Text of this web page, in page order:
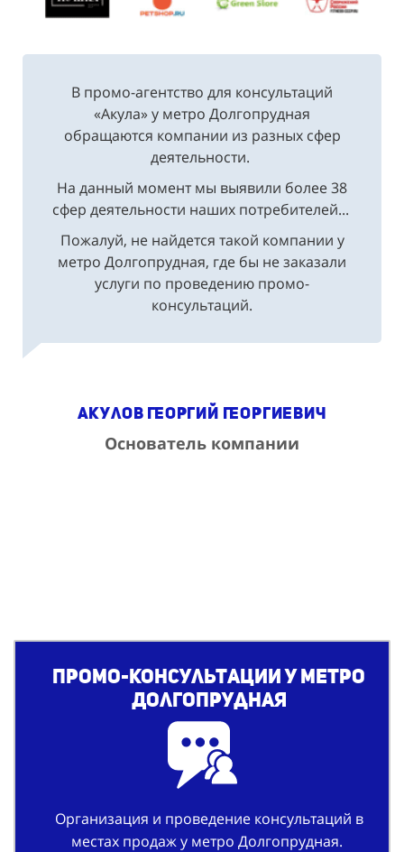
В промо-агентство для консультаций
«Акула» у метро Долгопрудная
обращаются компании из разных сфер
деятельности.
На данный момент мы выявили более 38
сфер деятельности наших потребителей...
Пожалуй, не найдется такой компании у
метро Долгопрудная, где бы не заказали
услуги по проведению промо-
консультаций.
Акулов Георгий Георгиевич
Основатель компании
Промо-консультации у метро
Долгопрудная
Организация и проведение консультаций в
местах продаж у метро Долгопрудная.